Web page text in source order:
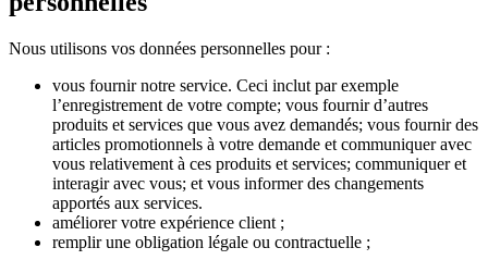
Nous utilisons vos données personnelles pour :
vous fournir notre service. Ceci inclut par exemple
l’enregistrement de votre compte; vous fournir d’autres
produits et services que vous avez demandés; vous fournir des
articles promotionnels à votre demande et communiquer avec
vous relativement à ces produits et services; communiquer et
interagir avec vous; et vous informer des changements
apportés aux services.
améliorer votre expérience client ;
remplir une obligation légale ou contractuelle ;